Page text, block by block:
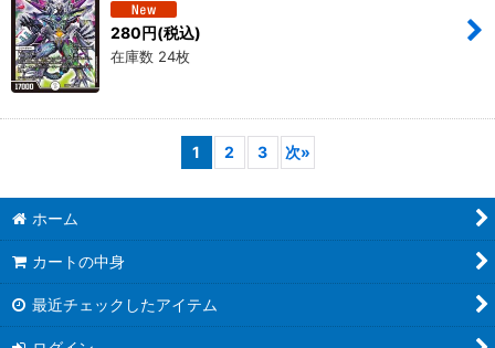
280円(税込)
在庫数 24枚
1 2 3 次»
ホーム
カートの中身
最近チェックしたアイテム